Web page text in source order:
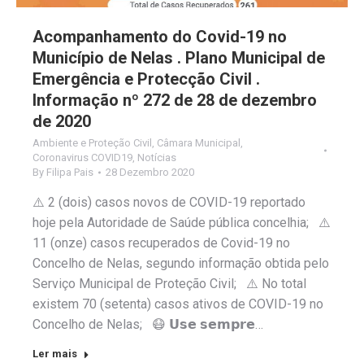
Acompanhamento do Covid-19 no
Município de Nelas . Plano Municipal de
Emergência e Protecção Civil .
Informação nº 272 de 28 de dezembro
de 2020
Ambiente e Proteção Civil , Câmara Municipal ,
Coronavirus COVID19, Notícias
By Filipa Pais 28 Dezembro 2020
⚠️ 2 (dois) casos novos de COVID-19 reportado
hoje pela Autoridade de Saúde pública concelhia; ⚠️
11 (onze) casos recuperados de Covid-19 no
Concelho de Nelas, segundo informação obtida pelo
Serviço Municipal de Proteção Civil; ⚠️ No total
existem 70 (setenta) casos ativos de COVID-19 no
Concelho de Nelas; 😷 𝗨𝘀𝗲 𝘀𝗲𝗺𝗽𝗿𝗲…
Ler mais